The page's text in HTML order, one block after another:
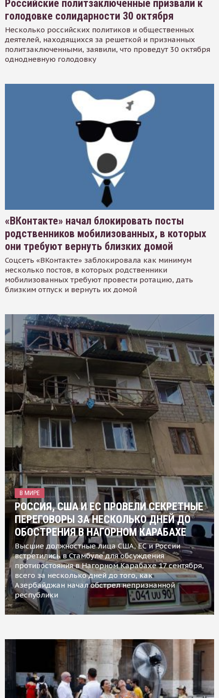
Российские политзаключенные призвали к
голодовке солидарности 30 октября
Несколько российских политиков и общественных
деятелей, находящихся за решеткой и признанных
политзаключенными, заявили, что проведут 30 октября
однодневную голодовку
«ВКонтакте» начал блокировать посты
родственников мобилизованных, в которых
они требуют вернуть близких домой
Соцсеть «ВКонтакте» заблокировала как минимум
несколько постов, в которых родственники
мобилизованных требуют провести ротацию, дать
близким отпуск и вернуть их домой
В МИРЕ
РОССИЯ, США И ЕС ПРОВЕЛИ СЕКРЕТНЫЕ
ПЕРЕГОВОРЫ ЗА НЕСКОЛЬКО ДНЕЙ ДО
ОБОСТРЕНИЯ В НАГОРНОМ КАРАБАХЕ
Высшие должностные лица США, ЕС и России
встретились в Стамбуле для обсуждения
противостояния в Нагорном Карабахе 17 сентября,
всего за несколько дней до того, как
Азербайджан начал обстрел непризнанной
республики